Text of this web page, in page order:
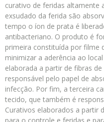
curativo de feridas altamente
exsudado da ferida são
tempo o íon de prata é
antibacteriano. O produto é
primeira constituída por filme
minimizar a aderência ao
elaborada a partir de fibras
responsável pelo papel de
infecção. Por fim, a terceira
tecido, que também é
Curativos elaborados a partir